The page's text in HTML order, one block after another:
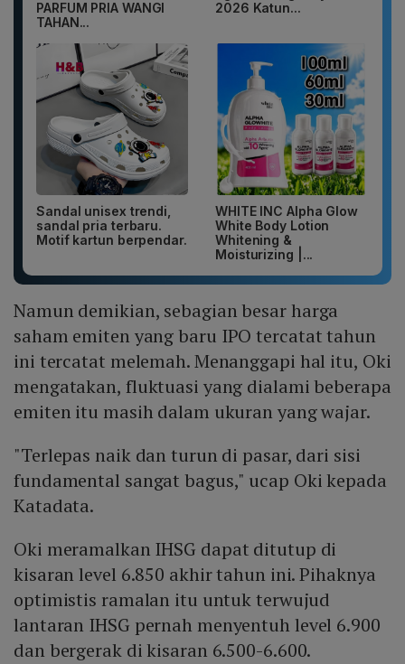
PARFUM PRIA WANGI
TAHAN...
2026 Katun...
Sandal unisex trendi,
sandal pria terbaru.
Motif kartun berpendar.
WHITE INC Alpha Glow
White Body Lotion
Whitening &
Moisturizing |...
Namun demikian, sebagian besar harga
saham emiten yang baru IPO tercatat tahun
ini tercatat melemah. Menanggapi hal itu, Oki
mengatakan, fluktuasi yang dialami beberapa
emiten itu masih dalam ukuran yang wajar.
"Terlepas naik dan turun di pasar, dari sisi
fundamental sangat bagus," ucap Oki kepada
Katadata.
Oki meramalkan IHSG dapat ditutup di
kisaran level 6.850 akhir tahun ini. Pihaknya
optimistis ramalan itu untuk terwujud
lantaran IHSG pernah menyentuh level 6.900
dan bergerak di kisaran 6.500-6.600.